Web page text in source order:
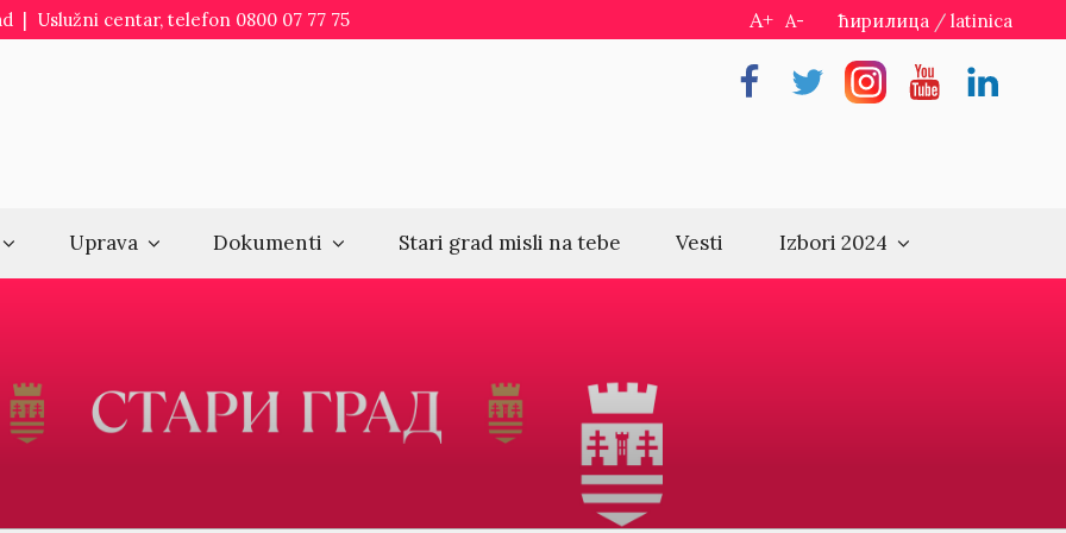
| Uslužni centar, telefon 0800 07 77 75 A+ A- ћирилица / latinica
FacebookTwitterInstragramYoutubeLinkedin
Uprava Dokumenti Stari grad misli na tebe Vesti Izbori 2024